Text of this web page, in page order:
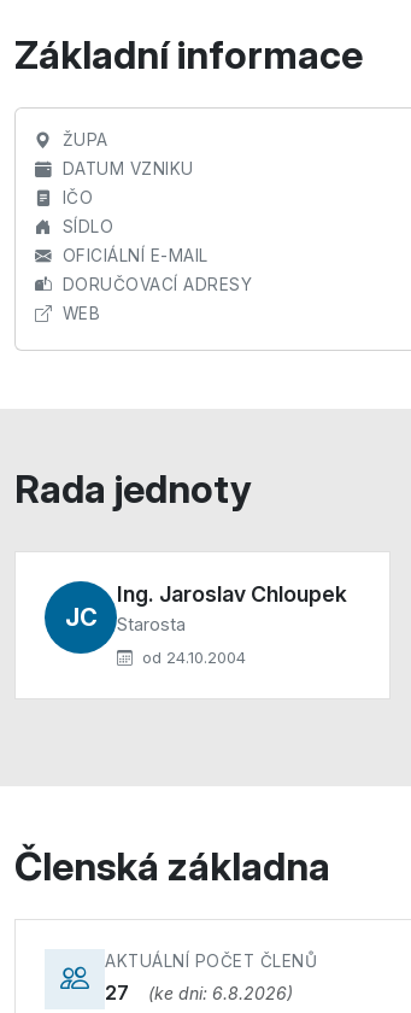
Základní informace
ŽUPA
DATUM VZNIKU
IČO
SÍDLO
OFICIÁLNÍ E-MAIL
DORUČOVACÍ ADRESY
WEB
Rada jednoty
JC
Ing. Jaroslav Chloupek
Starosta
od 24.10.2004
Členská základna
AKTUÁLNÍ POČET ČLENŮ
27 (ke dni: 6.8.2026)